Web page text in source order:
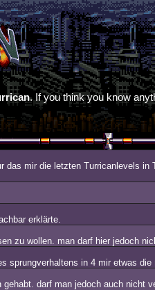
. If you think you know
mir die letzten Turricanlevels
erklärte.
zu wollen. man darf hier jedoch
sprungverhaltens in 4 mir etwas die
darf man jedoch auch nicht